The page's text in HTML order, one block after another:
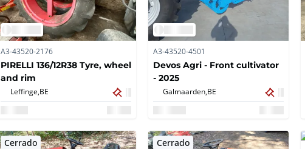
A3-43520-2176
PIRELLI 136/12R38 Tyre, wheel
and rim
Leffinge, BE
A3-43520-4501
Devos Agri - Front cultivator
- 2025
Galmaarden, BE
Cerrado Cerrado